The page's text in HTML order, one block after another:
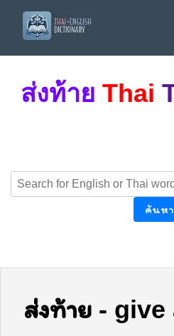
ส่งท้าย Thai
ค้นหา
ส่งท้าย- give